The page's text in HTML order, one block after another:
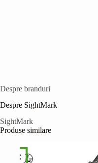
Despre branduri
Despre SightMark
SightMark
Produse similare